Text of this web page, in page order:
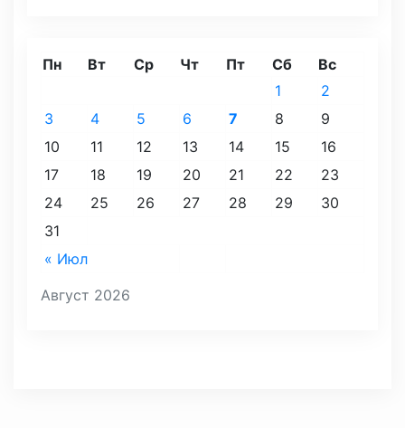
Август 2026
Пн Вт Ср Чт Пт Сб Вс
« Июл
1
2
3
4 5 6 7 8
9
10
11 12 13 14 15
16
17
18 19 20 21 22
23
24
25 26 27 28 29
30
31